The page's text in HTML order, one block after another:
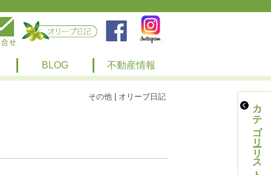
BLOG 不動産情報
その他 | オリーブ日記
カテゴリーリスト